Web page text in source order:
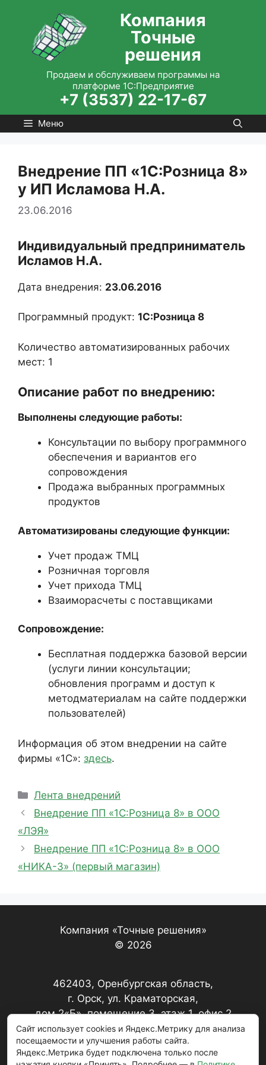
содержимому
Компания
Точные
решения
Продаем и обслуживаем программы на
платформе 1С:Предприятие
+7 (3537) 22-17-67
Меню
Внедрение ПП «1С:Розница 8»
у ИП Исламова Н.А.
23.06.2016
Индивидуальный предприниматель
Исламов Н.А.
Дата внедрения: 23.06.2016
Программный продукт: 1С:Розница 8
Количество автоматизированных рабочих
мест: 1
Описание работ по внедрению:
Выполнены следующие работы:
Консультации по выбору программного
обеспечения и вариантов его
сопровождения
Продажа выбранных программных
продуктов
Автоматизированы следующие функции:
Учет продаж ТМЦ
Розничная торговля
Учет прихода ТМЦ
Взаиморасчеты с поставщиками
Сопровождение:
Бесплатная поддержка базовой версии
(услуги линии консультации;
обновления программ и доступ к
методматериалам на сайте поддержки
пользователей)
Информация об этом внедрении на сайте
фирмы «1С»: здесь.
Рубрики
Лента внедрений
Внедрение ПП «1С:Розница 8» в ООО
«ЛЭЯ»
Внедрение ПП «1С:Розница 8» в ООО
«НИКА-3» (первый магазин)
Компания «Точные решения»
© 2026
462403, Оренбургская область,
г. Орск, ул. Краматорская,
дом 2«Б», помещение 3, этаж 1, офис 2
+7 (3537) 22-17-67, 22-20-79
Сайт использует cookies и Яндекс.Метрику для анализа
посещаемости и улучшения работы сайта.
Яндекс.Метрика будет подключена только после